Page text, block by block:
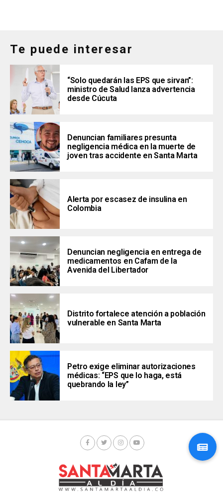
Te puede interesar
“Solo quedarán las EPS que sirvan”:
ministro de Salud lanza advertencia
desde Cúcuta
Denuncian familiares presunta
negligencia médica en la muerte de
joven tras accidente en Santa Marta
Alerta por escasez de insulina en
Colombia
Denuncian negligencia en entrega de
medicamentos en Cafam de la
Avenida del Libertador
Distrito fortalece atención a población
vulnerable en Santa Marta
Petro exige eliminar autorizaciones
médicas: “EPS que lo haga, está
quebrando la ley”